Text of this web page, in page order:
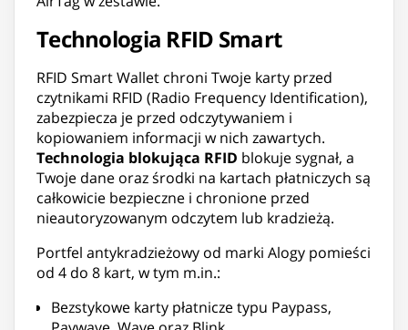
Technologia RFID Smart
RFID Smart Wallet chroni Twoje karty przed
czytnikami RFID (Radio Frequency Identification),
zabezpiecza je przed odczytywaniem i
kopiowaniem informacji w nich zawartych.
Technologia blokująca RFID blokuje sygnał, a
Twoje dane oraz środki na kartach płatniczych są
całkowicie bezpieczne i chronione przed
nieautoryzowanym odczytem lub kradzieżą.
Portfel antykradzieżowy od marki Alogy pomieści
od 4 do 8 kart, w tym m.in.:
Bezstykowe karty płatnicze typu Paypass,